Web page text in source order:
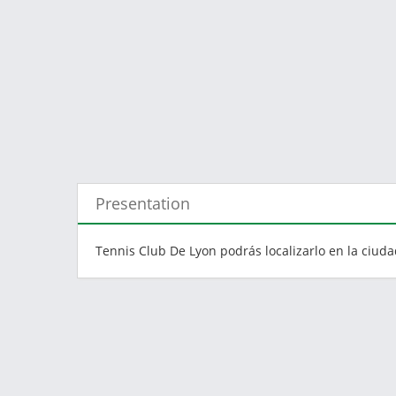
Presentation
Tennis Club De Lyon podrás localizarlo en la